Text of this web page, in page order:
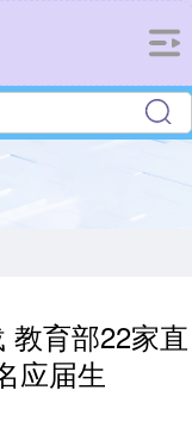
教育部22家直
应届生